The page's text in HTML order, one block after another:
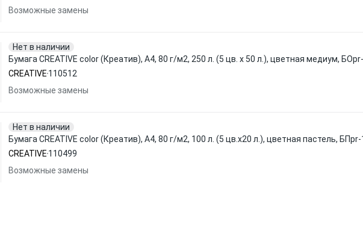
Возможные замены
Нет в наличии
Бумага CREATIVE color (Креатив), А4, 80 г/м2, 250 л. (5 цв. х 50 л.), цветная медиум,
CREATIVE 110512
Возможные замены
Нет в наличии
Бумага CREATIVE color (Креатив), А4, 80 г/м2, 100 л. (5 цв.х20 л.), цветная пастель,
CREATIVE 110499
Возможные замены